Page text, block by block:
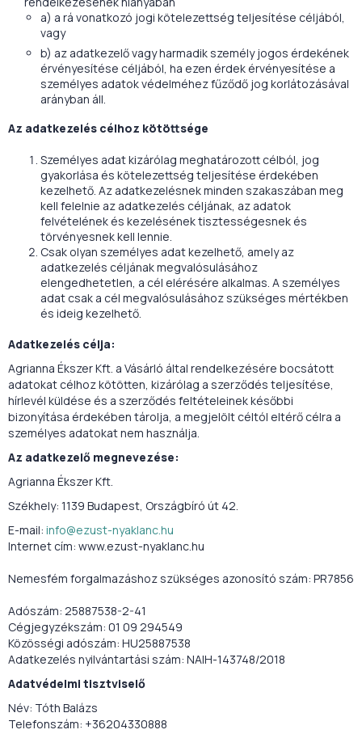
a) a rá vonatkozó jogi kötelezettség teljesítése céljából,
vagy
b) az adatkezelő vagy harmadik személy jogos érdekének
érvényesítése céljából, ha ezen érdek érvényesítése a
személyes adatok védelméhez fűződő jog korlátozásával
arányban áll.
Az adatkezelés célhoz kötöttsége
Személyes adat kizárólag meghatározott célból, jog
gyakorlása és kötelezettség teljesítése érdekében
kezelhető. Az adatkezelésnek minden szakaszában meg
kell felelnie az adatkezelés céljának, az adatok
felvételének és kezelésének tisztességesnek és
törvényesnek kell lennie.
Csak olyan személyes adat kezelhető, amely az
adatkezelés céljának megvalósulásához
elengedhetetlen, a cél elérésére alkalmas. A személyes
adat csak a cél megvalósulásához szükséges mértékben
és ideig kezelhető.
Adatkezelés célja:
Agrianna Ékszer Kft. a Vásárló által rendelkezésére bocsátott
adatokat célhoz kötötten, kizárólag a szerződés teljesítése,
hírlevél küldése és a szerződés feltételeinek későbbi
bizonyítása érdekében tárolja, a megjelölt céltól eltérő célra a
személyes adatokat nem használja.
Az adatkezelő megnevezése:
Agrianna Ékszer Kft.
Székhely: 1139 Budapest, Országbíró út 42.
E-mail: info@ezust-nyaklanc.hu
Internet cím: www.ezust-nyaklanc.hu
Nemesfém forgalmazáshoz szükséges azonosító szám: PR7856
Adószám: 25887538-2-41
Cégjegyzékszám: 01 09 294549
Közösségi adószám: HU25887538
Adatkezelés nyilvántartási szám: NAIH-143748/2018
Adatvédelmi tisztviselő
Név: Tóth Balázs
Telefonszám: +36204330888